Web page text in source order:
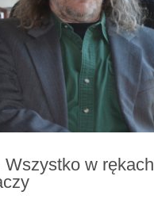
Wszystko w rękach